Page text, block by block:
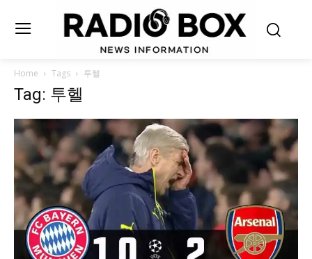
Home Tags 투헬
Tag: 투헬